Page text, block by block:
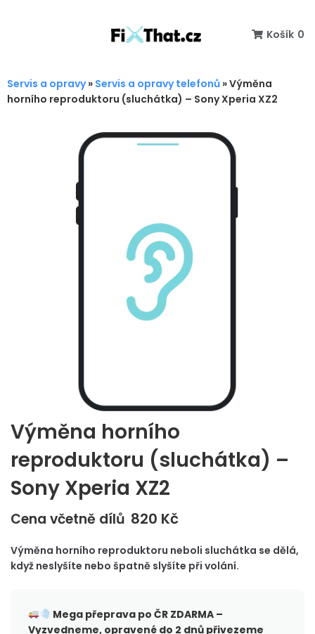
Košík 0
Servis a opravy» Servis a opravy telefonů »Výměna
horního reproduktoru (sluchátka) – Sony Xperia XZ2
Výměna horního
reproduktoru (sluchátka) –
Sony Xperia XZ2
Cena včetně dílů 820 Kč
Výměna horního reproduktoru neboli sluchátka se dělá,
když neslyšíte nebo špatně slyšíte při volání.
Mega přeprava po ČRZDARMA –
Vyzvedneme, opravené do 2 dnů přivezeme